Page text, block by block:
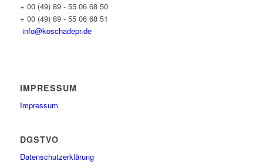
+ 00 (49) 89 - 55 06 68 50
+ 00 (49) 89 - 55 06 68 51
info@koschadepr.de
IMPRESSUM
Impressum
DGSTVO
Datenschutzerklärung